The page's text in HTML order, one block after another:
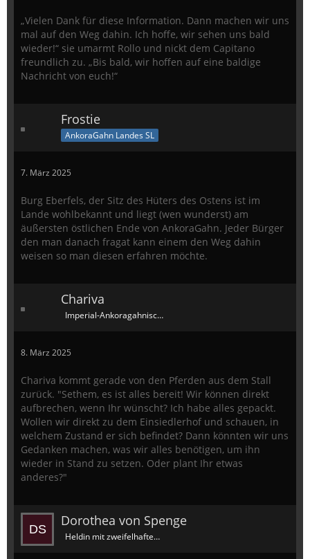
„Vielen Dank für diese Information. Dann machen wir uns
mal auf den Weg dahin. Ich hoffe, wir sehen uns bald
wieder!“ sie umarmt Rollo und nickt dem Capitano
freundlich zu. „Bis bald, wir hoffen auf eine baldige
Nachricht von euch!“
Frostie
AnkoraGahn Landes SL
7. März 2025
Burg Eberfels, der Sitz des Hüters des Ostens ist im
Lande wohlbekannt und liegt (wen wunderst) am
äußersten östlichen Ende von AnkoraGahn. Jeder Bürger
den man danach fragat kann einem den Weg dahin
weisen so man diesen erfahren möchte.
Chariva
Imperial-Ankoragahnischer Dauergast
8. März 2025
Chariva kommt gerade von den Pferden aus dem Stall
zurück. "Sethem, es ist alles bereit! Wir können direkt
aufbrechen, wenn Ihr wünscht? Ich habe alles gepackt.
Wollen wir direkt zu dem Einsiedlerhof und schauen, in
welchem Zustand er sich befindet? Dann könnten wir uns
Gedanken machen, was wir alles benötigen, um ihn
wieder in Stand zu setzen. Oder plant Ihr etwas
anderes?"
Dorothea von Spenge
Heldin mit zweifelhaftem Ruf